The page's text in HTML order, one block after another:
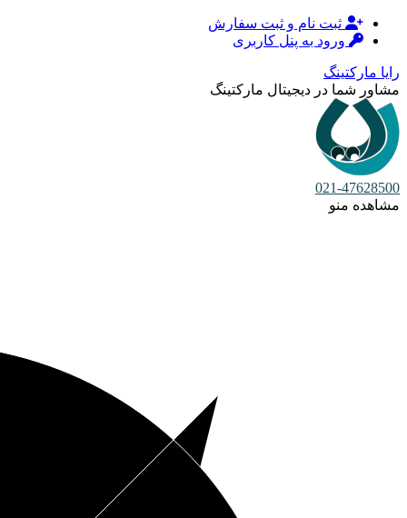
ثبت نام و ثبت سفارش
ورود به پنل کاربری
رایا مارکتینگ
مشاور شما در دیجیتال مارکتینگ
021-47628500
مشاهده منو